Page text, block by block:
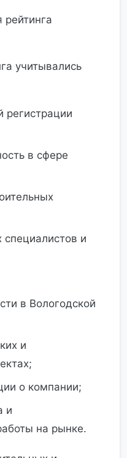
учитывались
регистрации
в сфере
специалистов и
в Вологодской
и
о компании;
и
на рынке.